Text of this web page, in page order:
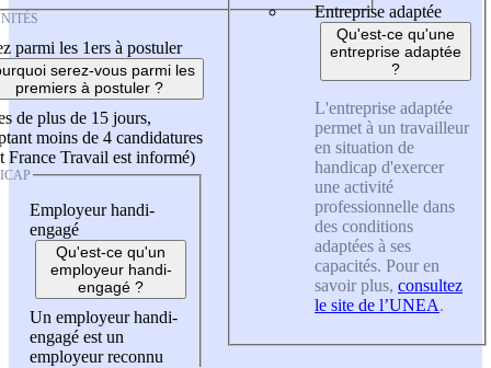
parmi les 1ers à postuler
serez-vous parmi les
premiers à postuler ?
de plus de 15 jours,
moins de 4 candidatures
France Travail est informé)
Employeur handi-
engagé
Qu'est-ce qu'un
employeur handi-
engagé ?
Un employeur handi-
engagé est un
employeur reconnu
Entreprise adaptée
Qu'est-ce qu'une
entreprise adaptée
?
L'entreprise adaptée
permet à un travailleur
en situation de
handicap d'exercer
une activité
professionnelle dans
des conditions
adaptées à ses
capacités. Pour en
savoir plus, consultez
le site de l’UNEA.